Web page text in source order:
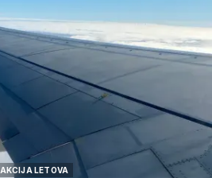
AKCIJA LETOVA